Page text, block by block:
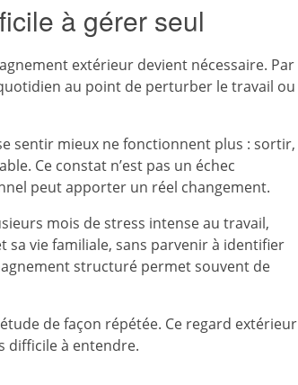
à gérer seul
extérieur devient nécessaire. Par
au point de perturber le travail ou
sentir mieux ne fonctionnent plus : sortir,
Ce constat n’est pas un échec
peut apporter un réel changement.
mois de stress intense au travail,
vie familiale, sans parvenir à identifier
structuré permet souvent de
de façon répétée. Ce regard extérieur
difficile à entendre.